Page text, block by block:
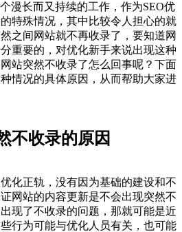
长而又持续的工作，作为SEO优
特殊情况，其中比较令人担心的就
之间网站就不再收录了，要知道网
重要的，对优化新手来说出现这种
站突然不收录了怎么回事呢？下面
情况的具体原因，从而帮助大家进
收录的原因
正轨，没有因为基础的建设和不
网站的内容更新是不会出现突然不
现了不收录的问题，那就可能是近
行为可能与优化人员有关，也可能